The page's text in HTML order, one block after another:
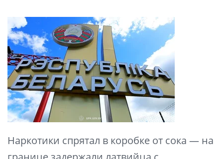
Наркотики спрятал в коробке от сока — на